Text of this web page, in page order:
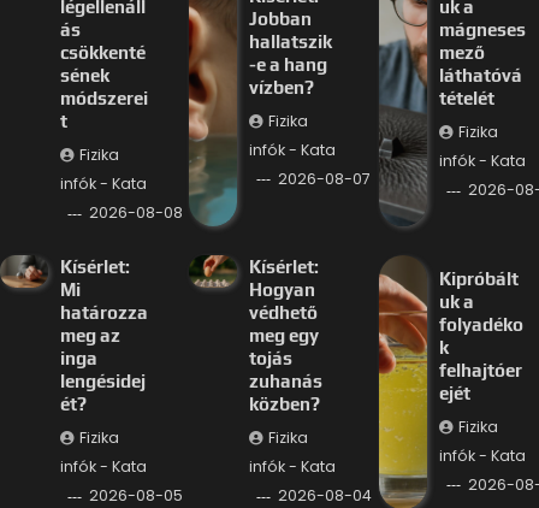
légellenáll
ás
csökkenté
sének
módszerei
t
Fizika
infók - Kata
2026-08-08
Jobban
hallatszik
-e a hang
vízben?
Fizika
infók - Kata
2026-08-07
uk a
mágneses
mező
láthatóvá
tételét
Fizika
infók - Kata
2026-
Kísérlet:
Mi
határozza
meg az
inga
lengésidej
ét?
Fizika
infók - Kata
2026-08-05
Kísérlet:
Hogyan
védhető
meg egy
tojás
zuhanás
közben?
Fizika
infók - Kata
2026-08-04
Kipróbált
uk a
folyadéko
k
felhajtóer
ejét
Fizika
infók - Kata
2026-